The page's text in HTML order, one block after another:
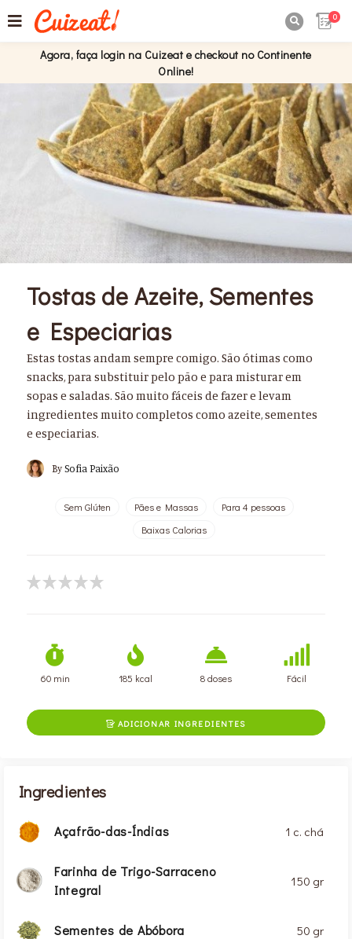
0
Agora, faça login na Cuizeat e checkout no Continente
Online!
Tostas de Azeite, Sementes
e Especiarias
Estas tostas andam sempre comigo. São ótimas como
snacks, para substituir pelo pão e para misturar em
sopas e saladas. São muito fáceis de fazer e levam
ingredientes muito completos como azeite, sementes
e especiarias.
By Sofia Paixão
Sem Glúten Pães e Massas
Para 4 pessoas
Baixas Calorias
60 min 185 kcal 8 doses Fácil
ADICIONAR INGREDIENTES
Ingredientes
Açafrão-das-Índias 1 c. chá
Farinha de Trigo-Sarraceno
Integral
150 gr
Sementes de Abóbora 50 gr